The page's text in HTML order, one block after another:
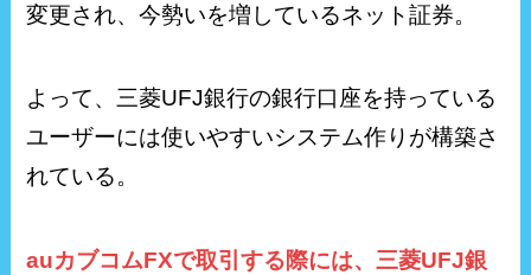
変更され、今勢いを増しているネット証券。
よって、三菱UFJ銀行の銀行口座を持っている
ユーザーには使いやすいシステム作りが構築さ
れている。
auカブコムFXで取引する際には、三菱UFJ銀